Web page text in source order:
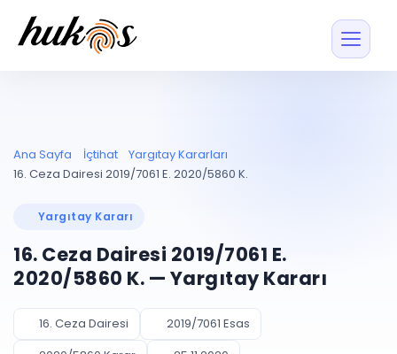
Entegrasyonu
UYAP ile otomatik
UYAP Evrak
Entegrasyonu
UETS Entegrasyonu
Tebligatları anında
Vekalet
PLANLAMA & TAKİP
Blog
Ücretsiz Başlayın Giriş Yap
Ana Sayfa İçtihat
Yargıtay Kararları
16. Ceza Dairesi 2019/7061 E. 2020/5860 K.
Yargıtay Kararı
16. Ceza Dairesi 2019/7061 E.
2020/5860 K. — Yargıtay Kararı
16. Ceza Dairesi
2019/7061 Esas